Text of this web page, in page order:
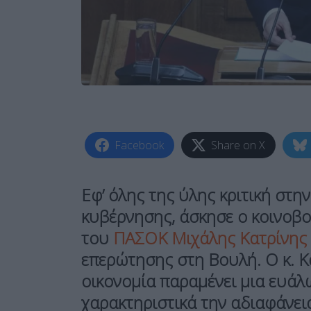
Facebook Share on X
Εφ’ όλης της ύλης κριτική
κυβέρνησης, άσκησε ο
του ΠΑΣΟΚ Μιχάλης Κατρίνης
επερώτησης στη Βουλή. Ο κ.
οικονομία παραμένει μια
χαρακτηριστικά την